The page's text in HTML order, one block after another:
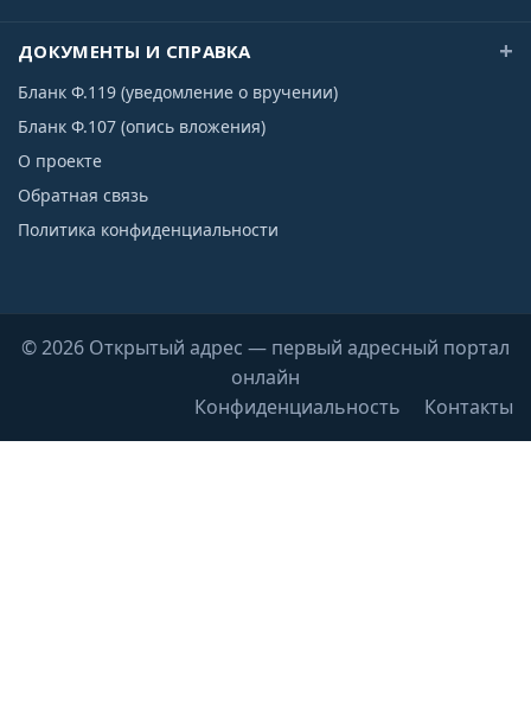
ДОКУМЕНТЫ И СПРАВКА
Бланк Ф.119 (уведомление о вручении)
Бланк Ф.107 (опись вложения)
О проекте
Обратная связь
Политика конфиденциальности
© 2026 Открытый адрес — первый адресный портал
онлайн
Конфиденциальность
Контакты